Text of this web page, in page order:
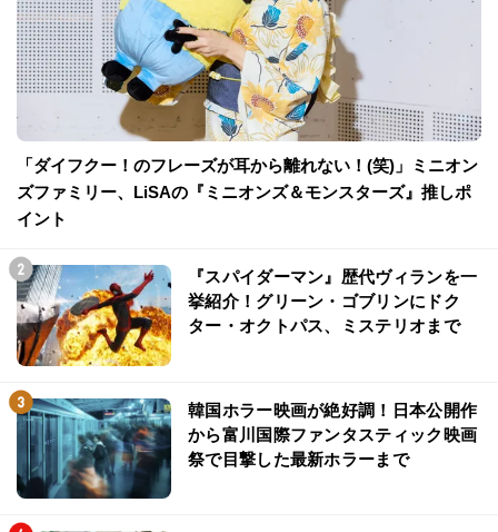
「ダイフクー！のフレーズが耳から離れない！(笑)」ミニオン
ズファミリー、LiSAの『ミニオンズ＆モンスターズ』推しポ
イント
『スパイダーマン』歴代ヴィランを一
挙紹介！グリーン・ゴブリンにドク
ター・オクトパス、ミステリオまで
韓国ホラー映画が絶好調！日本公開作
から富川国際ファンタスティック映画
祭で目撃した最新ホラーまで